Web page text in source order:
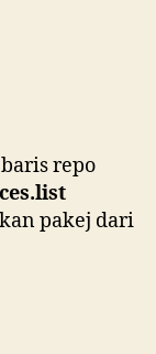
repo
pakej dari